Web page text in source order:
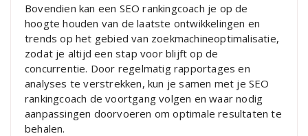
Bovendien kan een SEO rankingcoach je op de
hoogte houden van de laatste ontwikkelingen en
trends op het gebied van zoekmachineoptimalisatie,
zodat je altijd een stap voor blijft op de
concurrentie. Door regelmatig rapportages en
analyses te verstrekken, kun je samen met je SEO
rankingcoach de voortgang volgen en waar nodig
aanpassingen doorvoeren om optimale resultaten te
behalen.